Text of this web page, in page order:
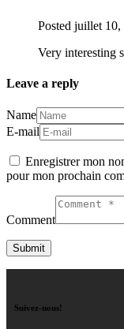
Posted juillet 10,
Very interesting
Leave a reply
Name
E-mail
Enregistrer mon
pour mon prochain
Comment
Suivez-nous!